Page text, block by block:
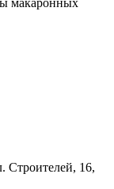
Строителей, 16,